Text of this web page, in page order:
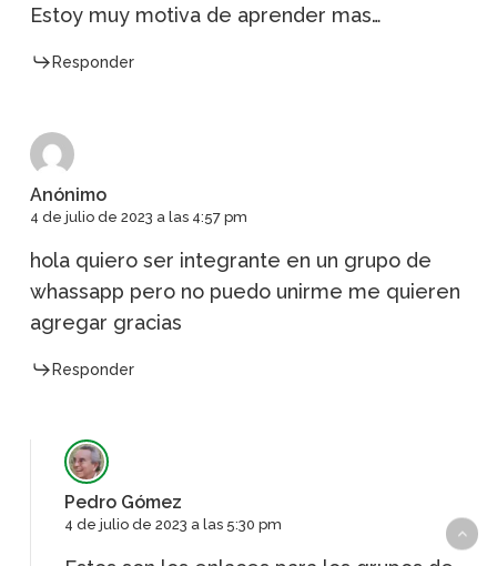
Estoy muy motiva de aprender mas…
Responder
Anónimo
4 de julio de 2023 a las 4:57 pm
hola quiero ser integrante en un grupo de
whassapp pero no puedo unirme me quieren
agregar gracias
Responder
Pedro Gómez
4 de julio de 2023 a las 5:30 pm